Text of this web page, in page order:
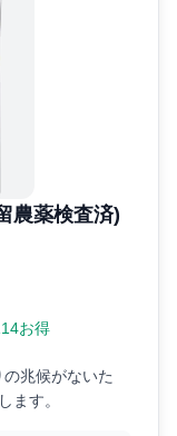
農薬検査済)
お得
兆候がないた
ます。